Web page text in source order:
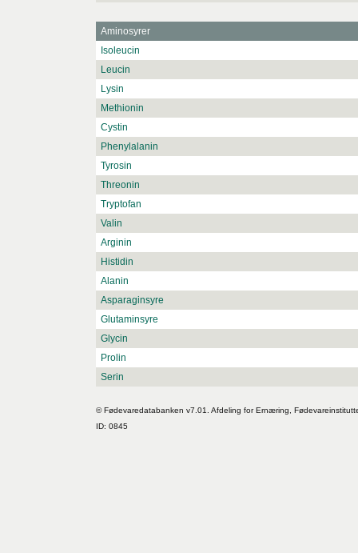
Aminosyrer
Isoleucin
Leucin
Lysin
Methionin
Cystin
Phenylalanin
Tyrosin
Threonin
Tryptofan
Valin
Arginin
Histidin
Alanin
Asparaginsyre
Glutaminsyre
Glycin
Prolin
Serin
© Fødevaredatabanken v7.01. Afdeling for Ernæring,
ID: 0845